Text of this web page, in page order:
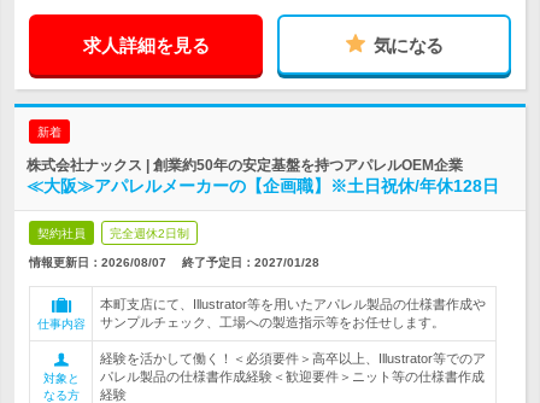
求人詳細を見る 気になる
新着
株式会社ナックス | 創業約50年の安定基盤を持つアパレルOEM企業
≪大阪≫アパレルメーカーの【企画職】※土日祝休/年休128日
契約社員 完全週休2日制
情報更新日：2026/08/07 終了予定日： 2027/01/28
仕事内容
本町支店にて、Illustrator等を用いたアパレル製品の仕様書作成や
サンプルチェック、工場への製造指示等をお任せします。
対象と
なる方
経験を活かして働く！＜必須要件＞高卒以上、Illustrator等でのア
パレル製品の仕様書作成経験＜歓迎要件＞ニット等の仕様書作成
経験